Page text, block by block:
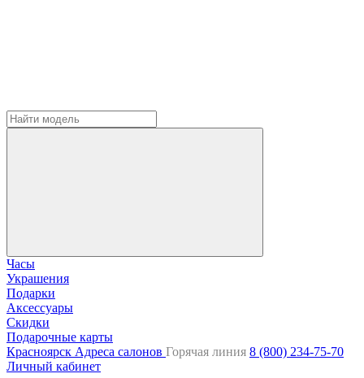
Часы
Украшения
Подарки
Аксессуары
Скидки
Подарочные карты
Красноярск Адреса салонов Горячая линия 8 (800) 234-75-70
Личный кабинет